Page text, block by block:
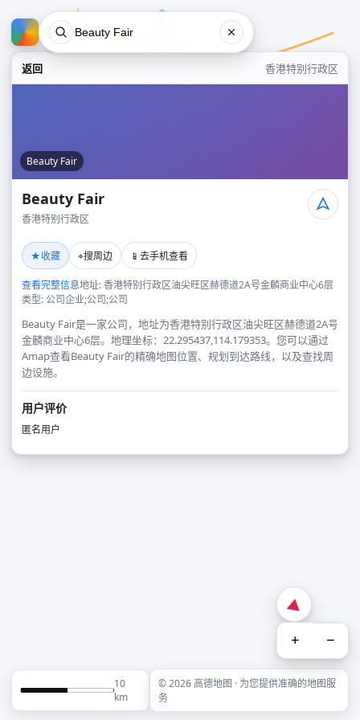
返回 香港特别行政区
Beauty Fair
Beauty Fair
香港特别行政区
★收藏 ⌖搜周边 📱 去手机查看
查看完整信息地址: 香港特别行政区油尖旺区赫德道2A号金麟商业中心6层
类型: 公司企业;公司;公司
Beauty Fair是一家公司，地址为香港特别行政区油尖旺区赫德道2A号
金麟商业中心6层。地理坐标：22.295437,114.179353。您可以通过
Amap查看Beauty Fair的精确地图位置、规划到达路线，以及查找周
边设施。
用户评价
匿名用户
+ −
10
km
© 2026 高德地图 · 为您提供准确的地图服
务